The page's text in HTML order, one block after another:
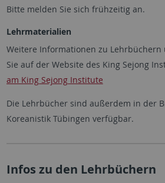
Bitte melden Sie sich frühzeitig an.
Lehrmaterialien
Weitere Informationen zu
Sie auf der Website des King Sejong
am King Sejong Institute
Die Lehrbücher sind außerdem in der
Koreanistik Tübingen verfügbar.
Infos zu den Lehrbüchern